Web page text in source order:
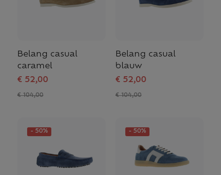
Belang casual
caramel
€ 52,00
€ 104,00
Belang casual
blauw
€ 52,00
€ 104,00
- 50% - 50%